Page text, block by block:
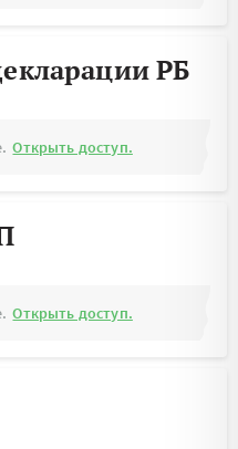
РБ
Открыть доступ.
Открыть доступ.